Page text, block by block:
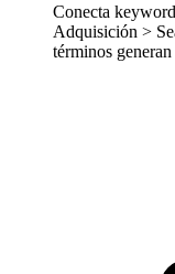
Conecta
Adquisición >
términos